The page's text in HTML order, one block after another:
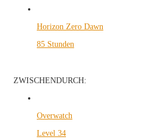
Horizon Zero Dawn
85 Stunden
ZWISCHENDURCH:
Overwatch
Level 34